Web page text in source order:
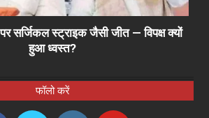
पर सर्जिकल स्ट्राइक जैसी जीत — विपक्ष क्यों
हुआ ध्वस्त?
फॉलो करें